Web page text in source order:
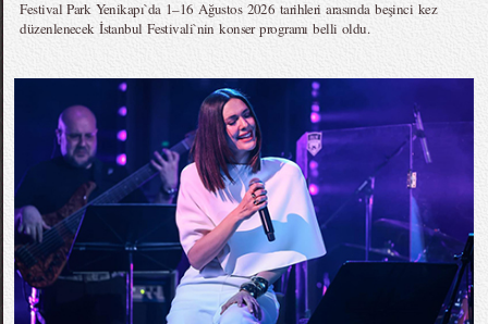
Festival Park Yenikapı`da 1–16 Ağustos 2026 tarihleri arasında beşinci kez
düzenlenecek İstanbul Festivali`nin konser programı belli oldu.